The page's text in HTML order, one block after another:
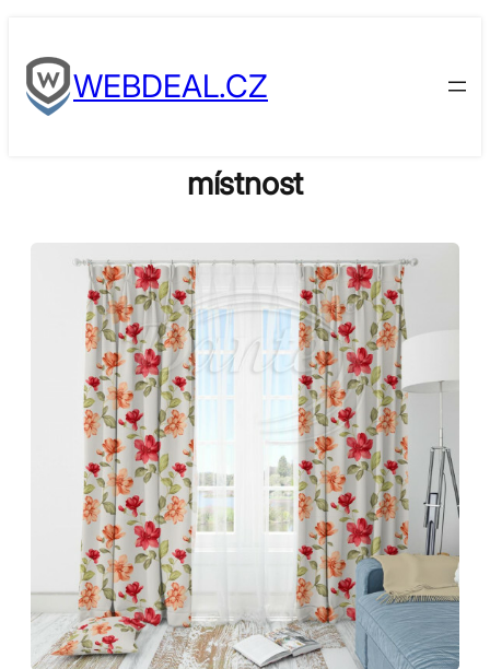
to
contentWEBDEAL.CZ
místnost